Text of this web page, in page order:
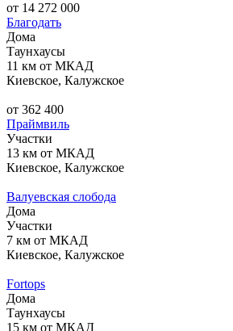
от 14 272 000
Благодать
Дома
Таунхаусы
11 км от МКАД
Киевское, Калужское
от 362 400
Праймвиль
Участки
13 км от МКАД
Киевское, Калужское
Валуевская слобода
Дома
Участки
7 км от МКАД
Киевское, Калужское
Fortops
Дома
Таунхаусы
15 км от МКАД